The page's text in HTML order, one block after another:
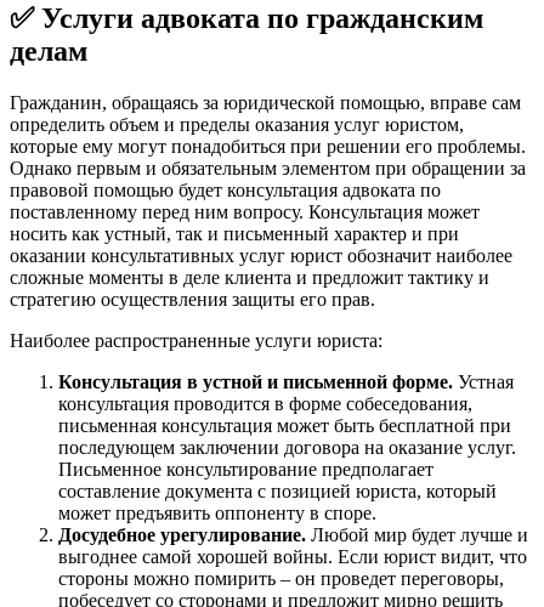
✅Услуги адвоката по гражданским
делам
Гражданин, обращаясь за юридической помощью, вправе сам
определить объем и пределы оказания услуг юристом,
которые ему могут понадобиться при решении его проблемы.
Однако первым и обязательным элементом при обращении за
правовой помощью будет консультация адвоката по
поставленному перед ним вопросу. Консультация может
носить как устный, так и письменный характер и при
оказании консультативных услуг юрист обозначит наиболее
сложные моменты в деле клиента и предложит тактику и
стратегию осуществления защиты его прав.
Наиболее распространенные услуги юриста:
Консультация в устной и письменной форме. Устная
консультация проводится в форме собеседования,
письменная консультация может быть бесплатной при
последующем заключении договора на оказание услуг.
Письменное консультирование предполагает
составление документа с позицией юриста, который
может предъявить оппоненту в споре.
Досудебное урегулирование. Любой мир будет лучше и
выгоднее самой хорошей войны. Если юрист видит, что
стороны можно помирить – он проведет переговоры,
побеседует со сторонами и предложит мирно решить